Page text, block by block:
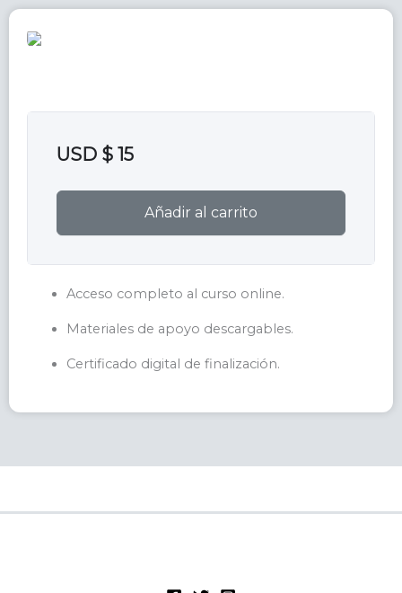
USD $ 15
Añadir al carrito
Acceso completo al curso online.
Materiales de apoyo descargables.
Certificado digital de finalización.